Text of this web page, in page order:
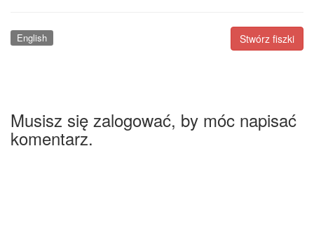
Stwórz fiszki
English
Musisz się zalogować, by móc napisać
komentarz.